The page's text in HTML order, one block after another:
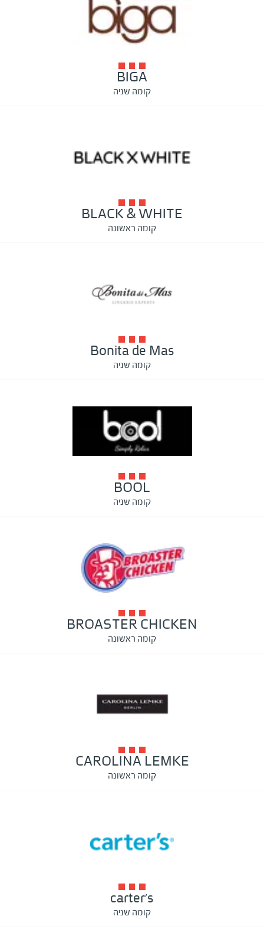
BIGA
קומה שניה
BLACK & WHITE
קומה ראשונה
Bonita de Mas
קומה שניה
BOOL
קומה שניה
BROASTER CHICKEN
קומה ראשונה
CAROLINA LEMKE
קומה ראשונה
carter's
קומה שניה